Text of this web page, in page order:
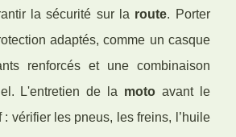
la sécurité sur la route. Porter
adaptés, comme un casque
renforcés et une combinaison
L'entretien de la motoavant le
: vérifier les pneus, les freins, l’huile